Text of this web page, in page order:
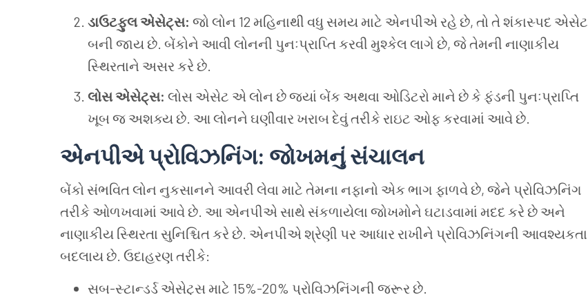
ડાઉટફુલ એસેટ્સ: જો લોન 12 મહિનાથી વધુ સમય માટે એનપીએ રહે છે, તો તે શંકાસ્પદ એસેટ
બની જાય છે. બેંકોને આવી લોનની પુનઃપ્રાપ્તિ કરવી મુશ્કેલ લાગે છે, જે તેમની નાણાકીય
સ્થિરતાને અસર કરે છે.
લોસ એસેટ્સ: લોસ એસેટ એ લોન છે જ્યાં બેંક અથવા ઓડિટરો માને છે કે ફંડની પુનઃપ્રાપ્તિ
ખૂબ જ અશક્ય છે. આ લોનને ઘણીવાર ખરાબ દેવું તરીકે રાઇટ ઓફ કરવામાં આવે છે.
એનપીએ પ્રોવિઝનિંગ: જોખમનું સંચાલન
બેંકો સંભવિત લોન નુકસાનને આવરી લેવા માટે તેમના નફાનો એક ભાગ ફાળવે છે, જેને પ્રોવિઝનિંગ
તરીકે ઓળખવામાં આવે છે. આ એનપીએ સાથે સંકળાયેલા જોખમોને ઘટાડવામાં મદદ કરે છે અને
નાણાકીય સ્થિરતા સુનિશ્ચિત કરે છે. એનપીએ શ્રેણી પર આધાર રાખીને પ્રોવિઝનિંગની આવશ્યકતા
બદલાય છે. ઉદાહરણ તરીકે:
સબ-સ્ટાન્ડર્ડ એસેટ્સ માટે 15%-20% પ્રોવિઝનિંગની જરૂર છે.